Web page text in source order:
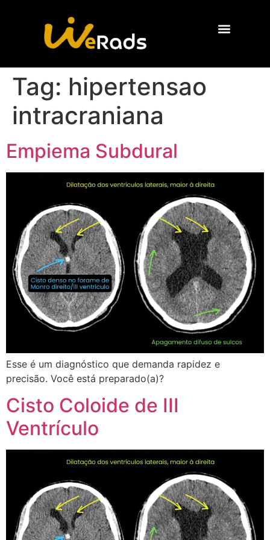
Tag: hipertensao
intracraniana
Empiema Subdural
Esse é um diagnóstico que demanda rapidez e
precisão. Você está preparado(a)?
Cisto Coloide de III
Ventrículo